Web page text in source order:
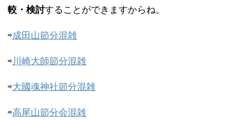
較・検討することができますからね。
⇨成田山節分混雑
⇨川崎大師節分混雑
⇨大國魂神社節分混雑
⇨高尾山節分会混雑